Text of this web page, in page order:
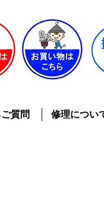
質問 修理につい